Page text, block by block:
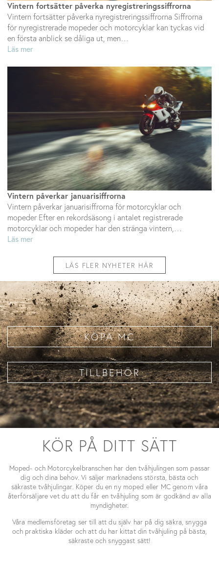
Vintern fortsätter påverka nyregistreringssiffrorna
Vintern fortsätter påverka nyregistreringssiffrorna Siffrorna
för nyregistrerade mopeder och motorcyklar kan tyckas vid
en första anblick se dåliga ut, men…
Läs mer
Vintern påverkar januarisiffrorna
Vintern påverkar januarisiffrorna för motorcyklar och
mopeder Efter en rekordsäsong i antalet registrerade
motorcyklar och mopeder har den stränga vintern,…
Läs mer
LÄS FLER NYHETER HÄR
KÖPA MC
TILLBEHÖR
KÖR PÅ DITT SÄTT
Moped- och Motorcykelbranschen har den tvåhjulingen som passar
dig och dina behov. Vi säljer marknadens största, bästa och
säkraste tvåhjulingar. Köper du en ny moped eller MC genom våra
återförsäljare vet du att du får en tvåhjuling som är godkänd av alla
myndigheter.
Våra medlemsföretag ser till att du själv har på dig säkra, snygga
och praktiska kläder och att du har kittat din tvåhjuling på bästa,
säkraste och snyggast sätt!